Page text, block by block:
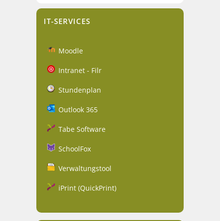
IT-SERVICES
Moodle
Intranet - Filr
Stundenplan
Outlook 365
Tabe Software
SchoolFox
Verwaltungstool
iPrint (QuickPrint)